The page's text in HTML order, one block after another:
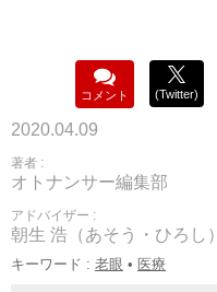
コメント (Twitter)
2020.04.09
著者 :
オトナンサー編集部
アドバイザー :
朝生 浩（あそう・ひろし）
キーワード : 老眼 • 医療